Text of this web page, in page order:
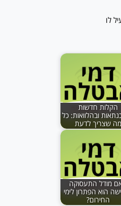
לו
הקלות חדשות
ובהלוואות: כל
מה שצריך לדעת
מודל התעסוקה
הוא הפתרון לימי
החירום?